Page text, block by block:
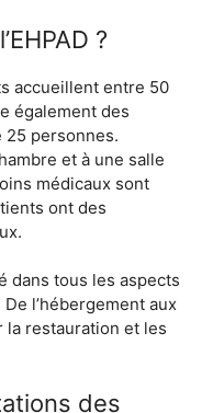
?
accueillent entre 50
également des
25 personnes.
et à une salle
médicaux sont
ont des
dans tous les aspects
l’hébergement aux
la restauration et les
des